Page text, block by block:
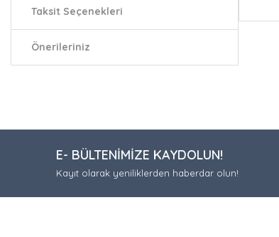
Taksit Seçenekleri
Önerileriniz
E- BÜLTENİMİZE KAYDOLUN!
Kayıt olarak yeniliklerden haberdar olun!